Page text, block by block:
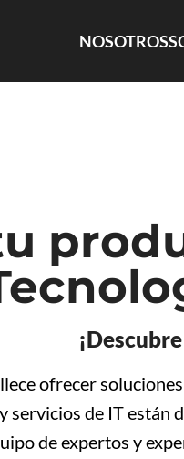
NOSOTROS
ofrecer
servicios de IT
de expertos y